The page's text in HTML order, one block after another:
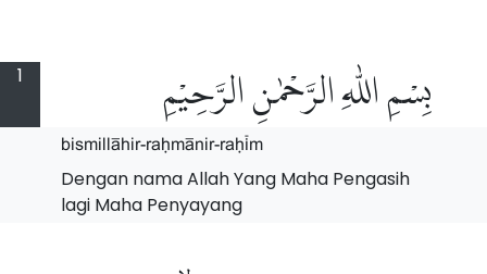
1 بِسْمِ اللّٰهِ الرَّحْمٰنِ الرَّحِيْمِ
bismill$hir-raHm$nir-raH%m
Dengan nama Allah Yang Maha Pengasih
lagi Maha Penyayang